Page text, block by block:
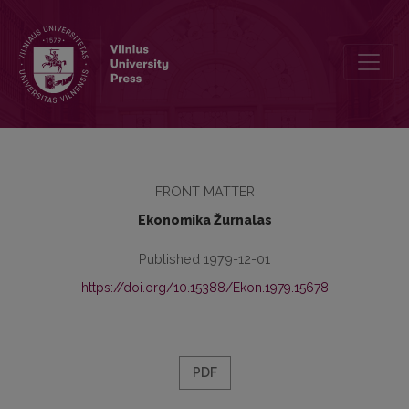
FRONT MATTER
Ekonomika Žurnalas
Published 1979-12-01
https://doi.org/10.15388/Ekon.1979.15678
PDF